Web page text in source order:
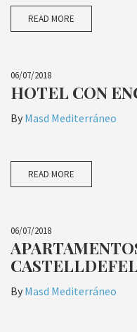
READ MORE
06/07/2018
HOTEL CON
By Masd Mediterráneo
READ MORE
06/07/2018
By Masd Mediterráneo